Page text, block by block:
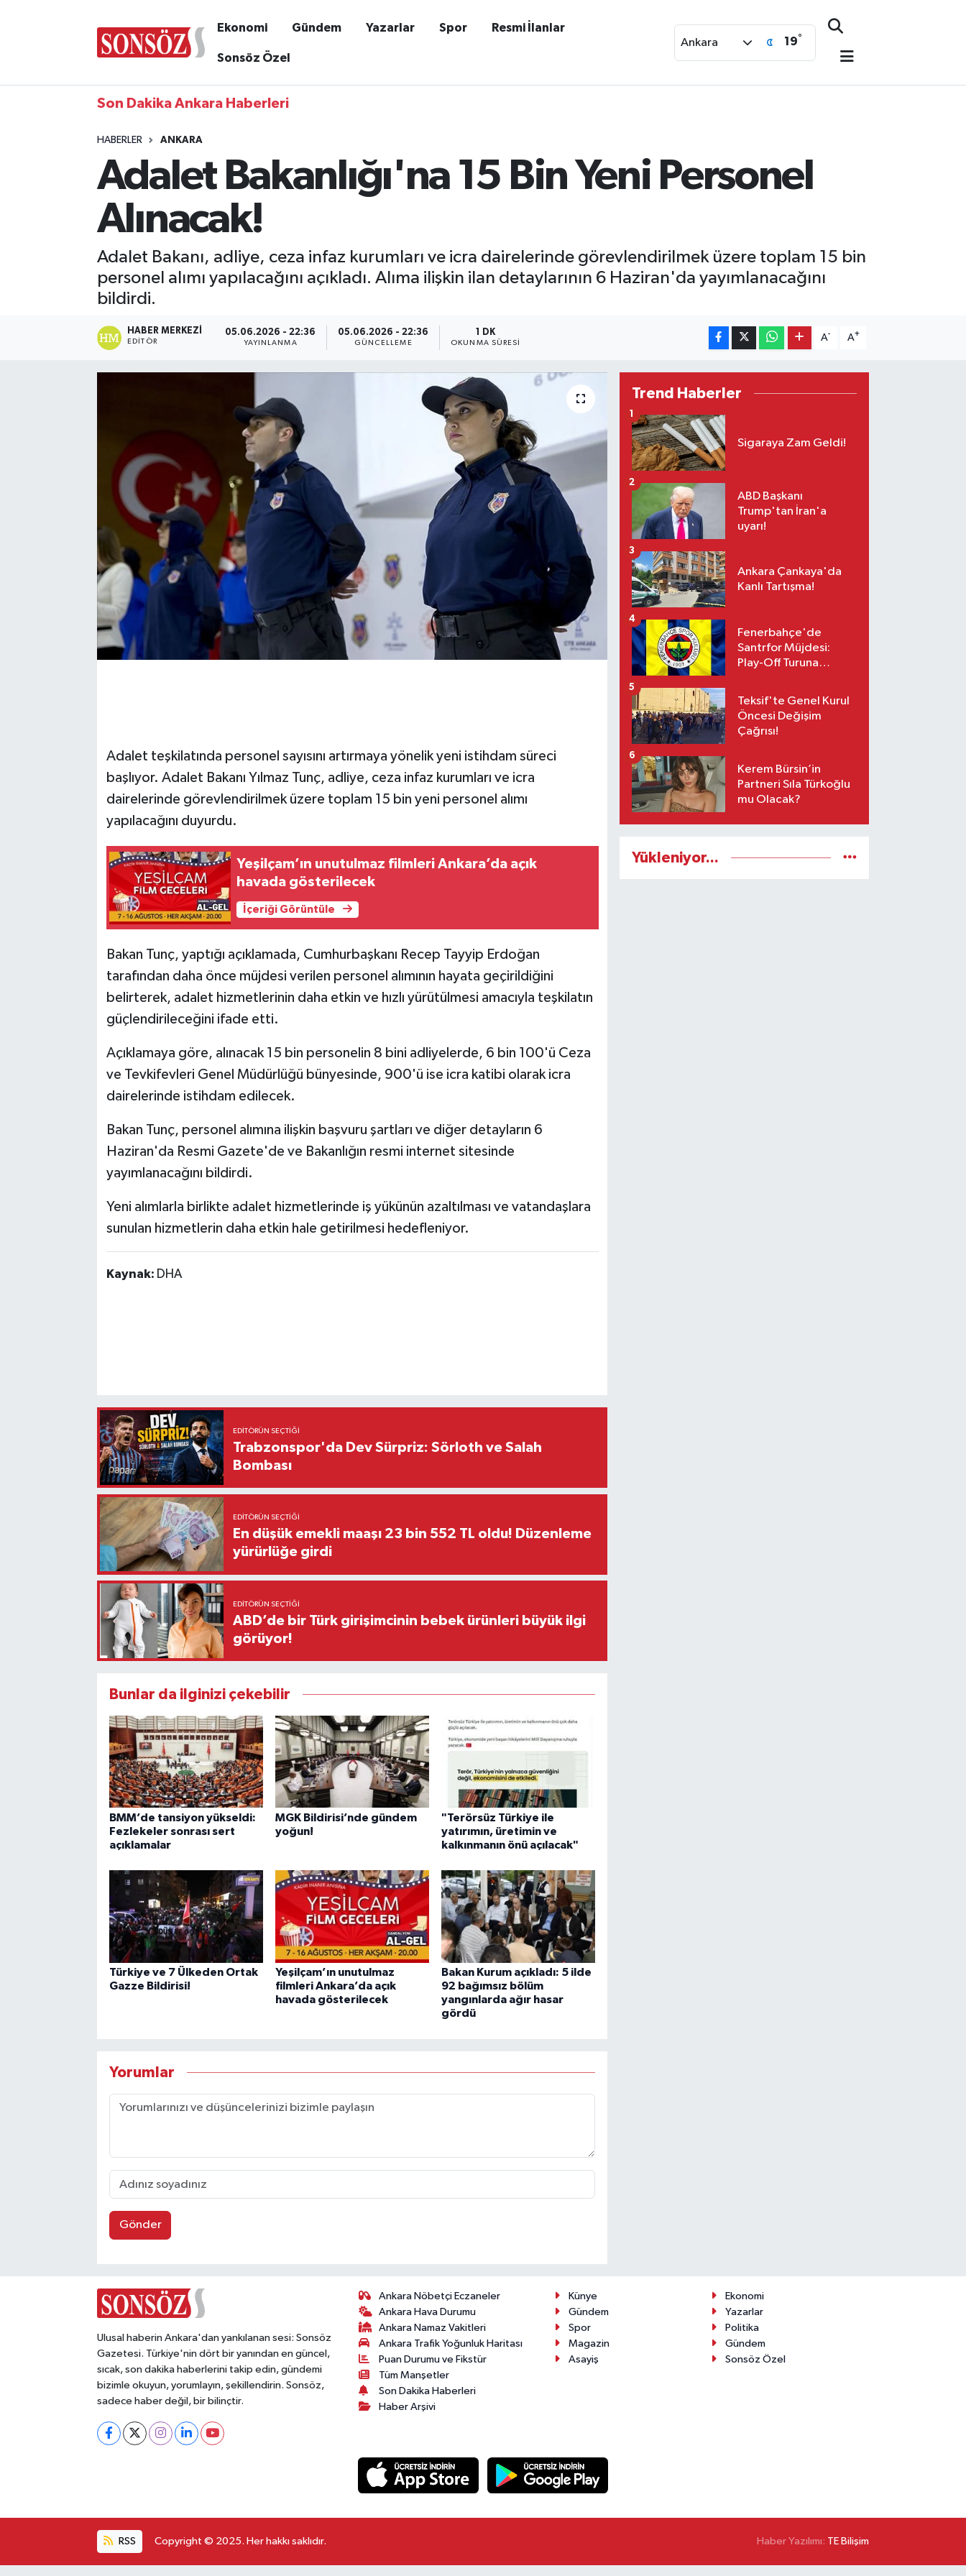
Ekonomi Gündem Yazarlar Spor Resmi İlanlar
Sonsöz Özel
Ankara 19°
Son Dakika Ankara Haberleri
HABERLER ANKARA
Adalet Bakanlığı'na 15 Bin Yeni Personel
Alınacak!
Adalet Bakanı, adliye, ceza infaz kurumları ve icra dairelerinde görevlendirilmek üzere toplam 15 bin
personel alımı yapılacağını açıkladı. Alıma ilişkin ilan detaylarının 6 Haziran'da yayımlanacağını
bildirdi.
HABER MERKEZI
EDITÖR
05.06.2026 - 22:36
YAYINLANMA
05.06.2026 - 22:36
GÜNCELLEME
1 DK
OKUNMA SÜRESI
A- A+
Adalet teşkilatında personel sayısını artırmaya yönelik yeni istihdam süreci
başlıyor. Adalet Bakanı Yılmaz Tunç, adliye, ceza infaz kurumları ve icra
dairelerinde görevlendirilmek üzere toplam 15 bin yeni personel alımı
yapılacağını duyurdu.
Yeşilçam’ın unutulmaz filmleri Ankara’da açık
havada gösterilecek
İçeriği Görüntüle
Bakan Tunç, yaptığı açıklamada, Cumhurbaşkanı Recep Tayyip Erdoğan
tarafından daha önce müjdesi verilen personel alımının hayata geçirildiğini
belirterek, adalet hizmetlerinin daha etkin ve hızlı yürütülmesi amacıyla teşkilatın
güçlendirileceğini ifade etti.
Açıklamaya göre, alınacak 15 bin personelin 8 bini adliyelerde, 6 bin 100'ü Ceza
ve Tevkifevleri Genel Müdürlüğü bünyesinde, 900'ü ise icra katibi olarak icra
dairelerinde istihdam edilecek.
Bakan Tunç, personel alımına ilişkin başvuru şartları ve diğer detayların 6
Haziran'da Resmi Gazete'de ve Bakanlığın resmi internet sitesinde
yayımlanacağını bildirdi.
Yeni alımlarla birlikte adalet hizmetlerinde iş yükünün azaltılması ve vatandaşlara
sunulan hizmetlerin daha etkin hale getirilmesi hedefleniyor.
Kaynak: DHA
EDITÖRÜN SEÇTIĞI
Trabzonspor'da Dev Sürpriz: Sörloth ve Salah
Bombası
EDITÖRÜN SEÇTIĞI
En düşük emekli maaşı 23 bin 552 TL oldu! Düzenleme
yürürlüğe girdi
EDITÖRÜN SEÇTIĞI
ABD’de bir Türk girişimcinin bebek ürünleri büyük ilgi
görüyor!
Bunlar da ilginizi çekebilir
BMM’de tansiyon yükseldi:
Fezlekeler sonrası sert
açıklamalar
MGK Bildirisi’nde gündem
yoğun!
"Terörsüz Türkiye ile
yatırımın, üretimin ve
kalkınmanın önü açılacak"
Türkiye ve 7 Ülkeden Ortak
Gazze Bildirisi!
Yeşilçam’ın unutulmaz
filmleri Ankara’da açık
havada gösterilecek
Bakan Kurum açıkladı: 5 ilde
92 bağımsız bölüm
yangınlarda ağır hasar
gördü
Yorumlar
Gönder
Trend Haberler
Sigaraya Zam Geldi!
1
ABD Başkanı
Trump'tan İran'a
uyarı!
2
Ankara Çankaya'da
Kanlı Tartışma!
3
Fenerbahçe'de
Santrfor Müjdesi:
Play-Off Turuna
4
Teksif'te Genel Kurul
Öncesi Değişim
Çağrısı!
5
Kerem Bürsin’in
Partneri Sıla Türkoğlu
mu Olacak?
6
Yükleniyor...
Ulusal haberin Ankara'dan yankılanan sesi: Sonsöz
Gazetesi. Türkiye'nin dört bir yanından en güncel,
sıcak, son dakika haberlerini takip edin, gündemi
bizimle okuyun, yorumlayın, şekillendirin. Sonsöz,
sadece haber değil, bir bilinçtir.
Ankara Nöbetçi Eczaneler
Ankara Hava Durumu
Ankara Namaz Vakitleri
Ankara Trafik Yoğunluk Haritası
Puan Durumu ve Fikstür
Tüm Manşetler
Son Dakika Haberleri
Haber Arşivi
Künye
Ekonomi
Gündem
Yazarlar
Spor
Politika
Magazin
Gündem
Asayiş
Sonsöz Özel
RSS Copyright © 2025. Her hakkı saklıdır. Haber Yazılımı: TE Bilişim